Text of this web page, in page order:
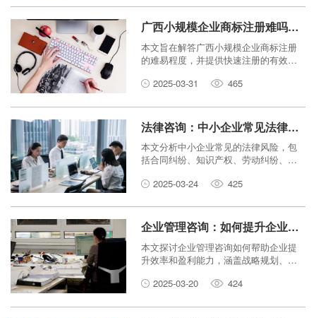
广西小规模企业商标注册难吗？如何快速注册？
本文旨在解答广西小规模企业商标注册
的难易程度，并提供快速注册的有效方
牌。2025-03-31 465
法律咨询：中小企业常见法律风险及应对策略
本文分析中小企业常见的法律风险，包
括合同纠纷、知识产权、劳动纠纷、税
并提供相应的应对策略，帮助中小企业
益。
2025-03-24 425
企业管理咨询：如何提升企业效率和盈利能力？
本文探讨企业管理咨询如何帮助企业提
升效率和盈利能力，涵盖战略规划、运
新、数据分析及风险管理等关键领域。
2025-03-20 424